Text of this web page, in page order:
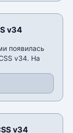
v34
появилась
v34. На
v34